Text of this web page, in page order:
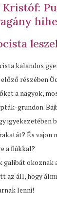
kalandos
részében
a nagyok,
grundon.
igyekezetében
És vajon
a fiúkkal?
galibát okoznak
az áll, hogy
lenni!